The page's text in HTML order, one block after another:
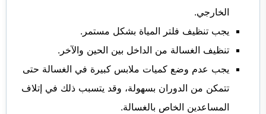
الخارجي.
يجب تنظيف فلتر المياة بشكل مستمر.
تنظيف الغسالة من الداخل بين الحين والآخر.
يجب عدم وضع كميات ملابس كبيرة في الغسالة حتى
تتمكن من الدوران بسهولة، وقد يتسبب ذلك في إتلاف
المساعدين الخاص بالغسالة.